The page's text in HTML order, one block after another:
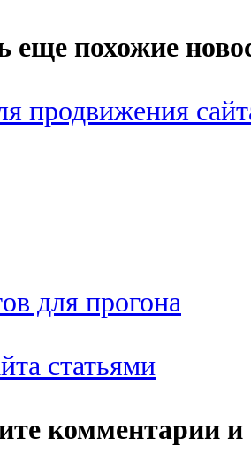
еще похожие
продвижения
для прогона
статьями
комментарии